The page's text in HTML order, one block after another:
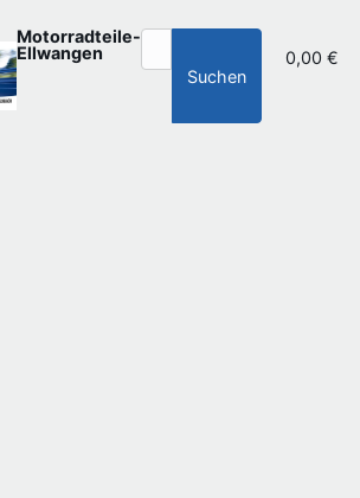
Motorradteile-
Ellwangen
Suchen
0,00 €